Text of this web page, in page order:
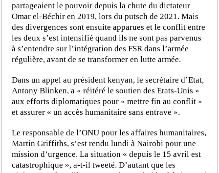
partageaient le pouvoir depuis la chute du dictateur
Omar el-Béchir en 2019, lors du putsch de 2021. Mais
des divergences sont ensuite apparues et le conflit entre
les deux s’est intensifié quand ils ne sont pas parvenus
à s’entendre sur l’intégration des FSR dans l’armée
régulière, avant de se transformer en lutte armée.
Dans un appel au président kenyan, le secrétaire d’Etat,
Antony Blinken, a « réitéré le soutien des Etats-Unis »
aux efforts diplomatiques pour « mettre fin au conflit »
et assurer « un accès humanitaire sans entrave ».
Le responsable de l’ONU pour les affaires humanitaires,
Martin Griffiths, s’est rendu lundi à Nairobi pour une
mission d’urgence. La situation « depuis le 15 avril est
catastrophique », a-t-il tweeté. D’autant que les